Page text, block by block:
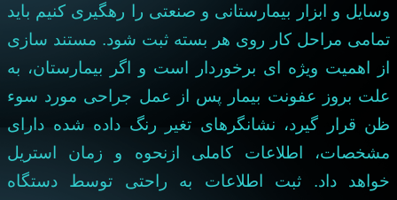
و ابزار بیمارستانی و صنعتی را رهگیری کنیم باید
مراحل کار روی هر بسته ثبت شود. مستند سازی
اهمیت ویژه ای برخوردار است و اگر بیمارستان، به
بروز عفونت بیمار پس از عمل جراحی مورد سوء
قرار گیرد، نشانگرهای تغیر رنگ داده شده دارای
اطلاعات کاملی ازنحوه و زمان استریل
داد. ثبت اطلاعات به راحتی توسط دستگاه